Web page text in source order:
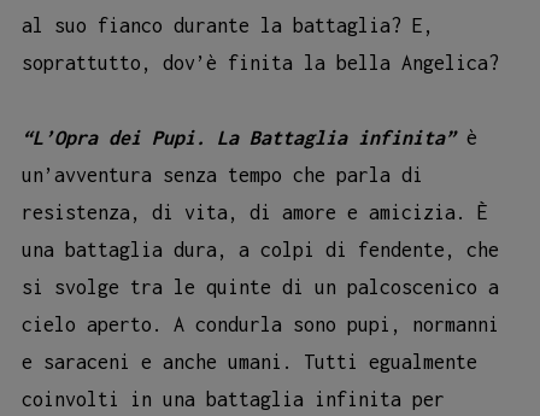
al suo fianco durante la battaglia? E,
soprattutto, dov’è finita la bella Angelica?
“L’Opra dei Pupi. La Battaglia infinita”è
un’avventura senza tempo che parla di
resistenza, di vita, di amore e amicizia. È
una battaglia dura, a colpi di fendente, che
si svolge tra le quinte di un palcoscenico a
cielo aperto. A condurla sono pupi, normanni
e saraceni e anche umani. Tutti egualmente
coinvolti in una battaglia infinita per